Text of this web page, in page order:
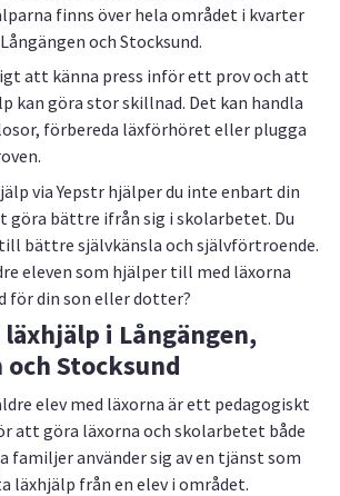
finns över hela området i kvarter
och Stocksund.
att känna press inför ett prov och att
kan göra stor skillnad. Det kan handla
förbereda läxförhöret eller plugga
via Yepstr hjälper du inte enbart din
göra bättre ifrån sig i skolarbetet. Du
till bättre självkänsla och självförtroende.
eleven som hjälper till med läxorna
för din son eller dotter?
i Långängen,
Stocksund
elev med läxorna är ett pedagogiskt
att göra läxorna och skolarbetet både
familjer använder sig av en tjänst som
läxhjälp från en elev i området.